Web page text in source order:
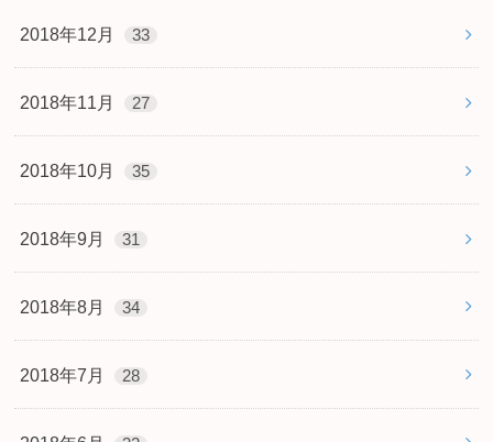
2018年12月 33
2018年11月 27
2018年10月 35
2018年9月 31
2018年8月 34
2018年7月 28